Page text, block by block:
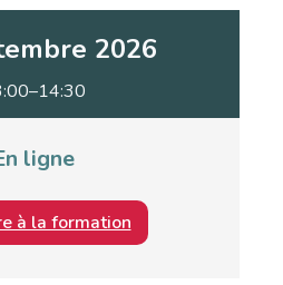
2026
ligne
à la formation